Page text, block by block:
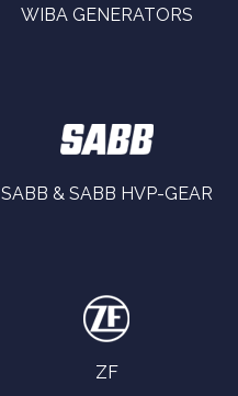
WIBA GENERATORS
SABB & SABB HVP-GEAR
ZF